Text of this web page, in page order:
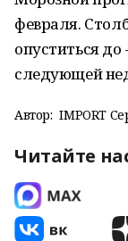
февраля.
опуститься до
следующей
Автор: IMPORT
Читайте